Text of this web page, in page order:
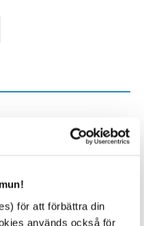
för att förbättra din
används också för
1645